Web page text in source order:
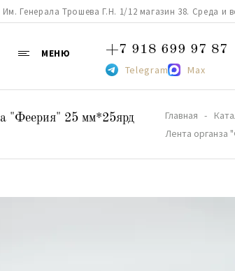
Генерала Трошева Г.Н. 1/12 магазин 38. Среда и
МЕНЮ +7 918 699 97 87
Telegram Max
"Феерия" 25 мм*25ярд Главная
Лента